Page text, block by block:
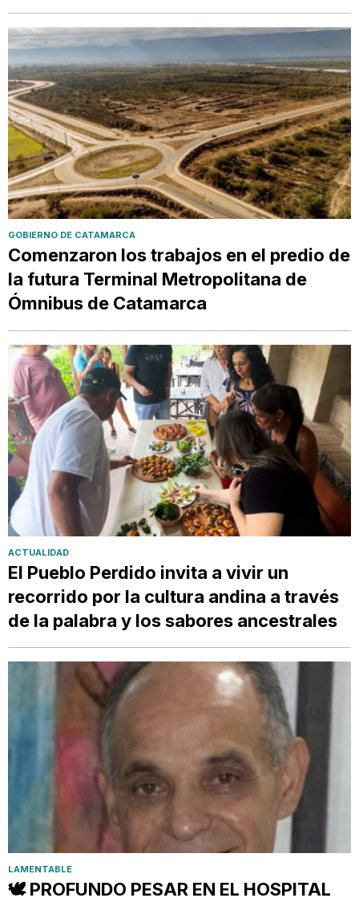
GOBIERNO DE CATAMARCA
Comenzaron los trabajos en el predio de
la futura Terminal Metropolitana de
Ómnibus de Catamarca
ACTUALIDAD
El Pueblo Perdido invita a vivir un
recorrido por la cultura andina a través
de la palabra y los sabores ancestrales
LAMENTABLE
🕊️ PROFUNDO PESAR EN EL HOSPITAL